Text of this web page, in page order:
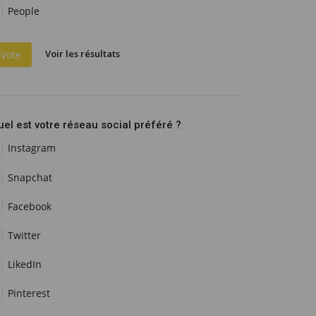
People
Vote Voir les résultats
est votre réseau social préféré ?
Instagram
Snapchat
Facebook
Twitter
LikedIn
Pinterest